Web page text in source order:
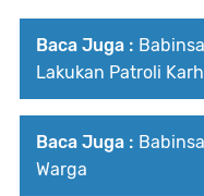
Baca Juga :
Lakukan Patroli
Baca Juga :
Warga